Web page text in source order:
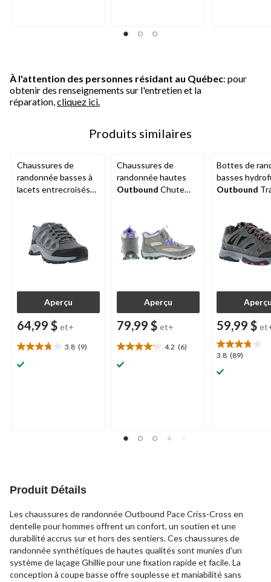
À l'attention des personnes résidant au Québec: pour
obtenir des renseignements sur l'entretien et la
réparation, cliquez ici.
Produits similaires
Chaussures de
randonnée basses à
lacets entrecroisés
Aperçu
64,99 $ et+
3.8 (9)
3.8
étoile(s)
Chaussures de
randonnée hautes
Outbound Chute
Aperçu
79,99 $ et+
4.2 (6)
4.2
étoile(s)
Bottes de
basses
Outbound
59,99 $
3.8 (89)
3.8
étoile(s)
Produit Détails
Les chaussures de randonnée Outbound Pace Criss-Cross en
dentelle pour hommes offrent un confort, un soutien et une
durabilité accrus sur et hors des sentiers. Ces chaussures de
randonnée synthétiques de hautes qualités sont munies d'un
système de laçage Ghillie pour une fixation rapide et facile. La
conception à coupe basse offre souplesse et maniabilité sans